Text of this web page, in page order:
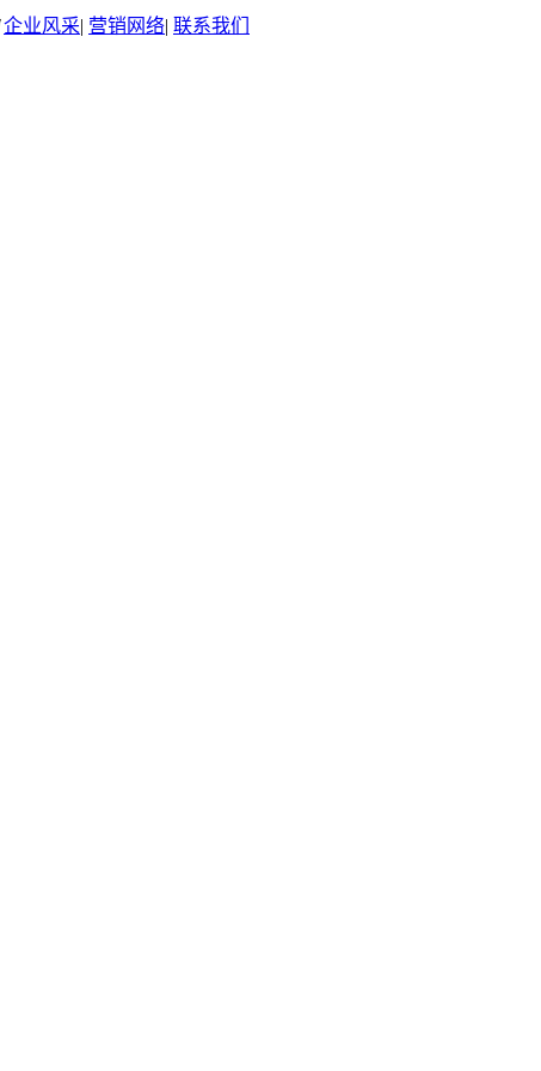
企业风采| 营销网络| 联系我们